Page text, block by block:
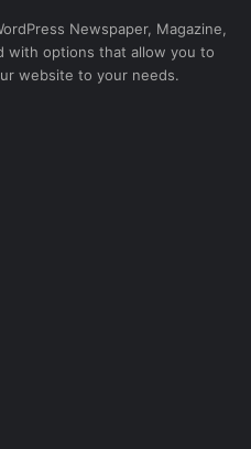
Newspaper, Magazine,
with options that allow you to
website to your needs.